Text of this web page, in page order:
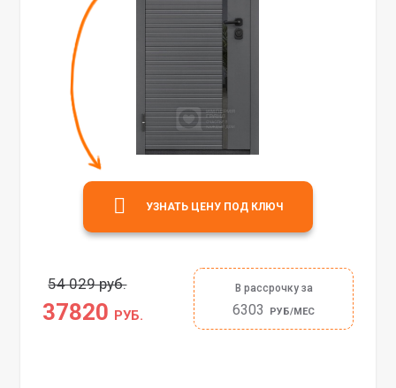
54 029 руб.
37820 РУБ.
В рассрочку за
6303 РУБ/МЕС
УЗНАТЬ ЦЕНУ ПОД КЛЮЧ